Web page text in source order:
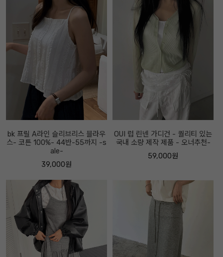
bk 프릴 A라인 슬리브리스 블라우
스- 코튼 100%- 44반-55까지 -s
ale-
39,000원
OUI 럽 린넨 가디건 - 퀄리티 있는
국내 소량 제작 제품 - 오너추천-
59,000원